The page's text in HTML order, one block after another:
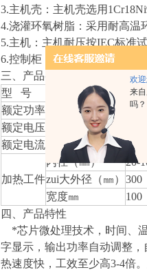
欢迎
来
吗？
3.主机壳：主机壳选用
4.浇灌环氧树脂：采用耐高温
5.主机：主机耐压按IEC标准
6.控制柜：采用高容量自愈式
三、产品参数
型 号
额定功率（ KVA ）
2
额定电压（ V ）
额定电流（ A ）
9
加热工件
内径（㎜） 20-
zui大外径（㎜） 300
宽度㎜
100
四、产品特性
*芯片微处理技术，时间、
字显示，输出功率自动调整
热速度快，工效至少高3-4倍